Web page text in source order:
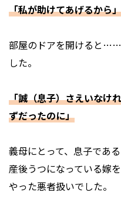
「私が助けてあげるから」
部屋のドアを開けると
した。
「誠（息子）さえいなけ
ずだったのに」
義母にとって、息子であ
産後うつになっている嫁
やった悪者扱いでした。